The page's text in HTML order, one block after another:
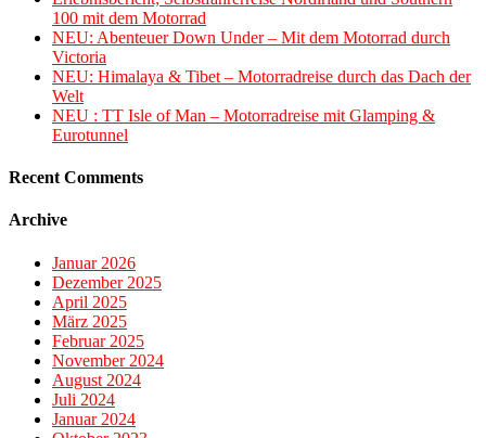
100 mit dem Motorrad
NEU: Abenteuer Down Under – Mit dem Motorrad durch
Victoria
NEU: Himalaya & Tibet – Motorradreise durch das Dach der
Welt
NEU : TT Isle of Man – Motorradreise mit Glamping &
Eurotunnel
Recent Comments
Archive
Januar 2026
Dezember 2025
April 2025
März 2025
Februar 2025
November 2024
August 2024
Juli 2024
Januar 2024